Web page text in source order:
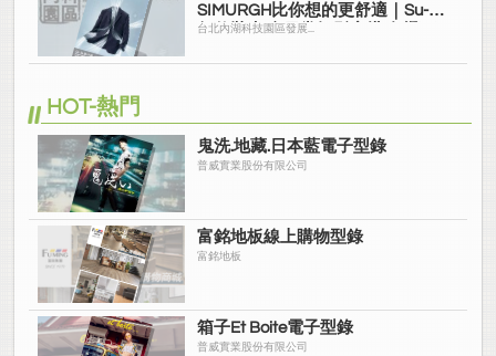
SIMURGH比你想的更舒適｜Su-Si
舒仕裝 都會日常輕鬆穿搭 免燙可
台北內湖科技園區發展...
HOT-熱門
鬼洗.地藏.日本藍電子型錄
普威實業股份有限公司
富銘地板線上購物型錄
富銘地板
箱子Et Boite電子型錄
普威實業股份有限公司